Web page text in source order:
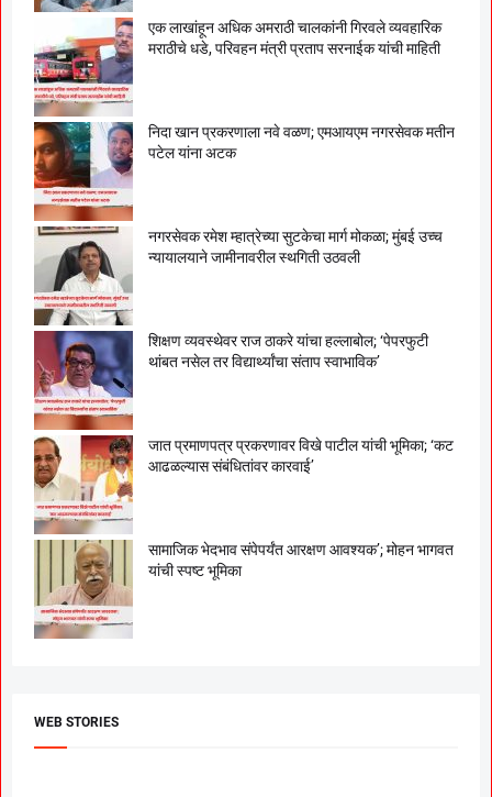
एक लाखांहून अधिक अमराठी चालकांनी गिरवले व्यवहारिक
मराठीचे धडे, परिवहन मंत्री प्रताप सरनाईक यांची माहिती
निदा खान प्रकरणाला नवे वळण; एमआयएम नगरसेवक मतीन
पटेल यांना अटक
नगरसेवक रमेश म्हात्रेच्या सुटकेचा मार्ग मोकळा; मुंबई उच्च
न्यायालयाने जामीनावरील स्थगिती उठवली
शिक्षण व्यवस्थेवर राज ठाकरे यांचा हल्लाबोल; ‘पेपरफुटी
थांबत नसेल तर विद्यार्थ्यांचा संताप स्वाभाविक’
जात प्रमाणपत्र प्रकरणावर विखे पाटील यांची भूमिका; ‘कट
आढळल्यास संबंधितांवर कारवाई’
सामाजिक भेदभाव संपेपर्यंत आरक्षण आवश्यक’; मोहन भागवत
यांची स्पष्ट भूमिका
WEB STORIES